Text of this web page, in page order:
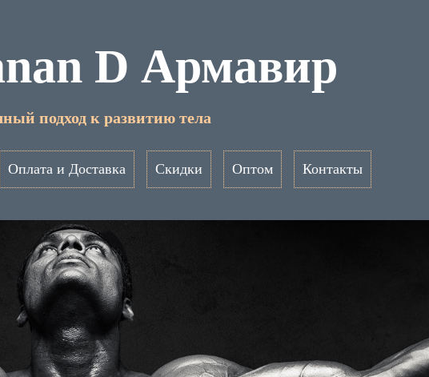
D Армавир
подход к развитию тела
Оплата и Доставка Скидки Оптом Контакты